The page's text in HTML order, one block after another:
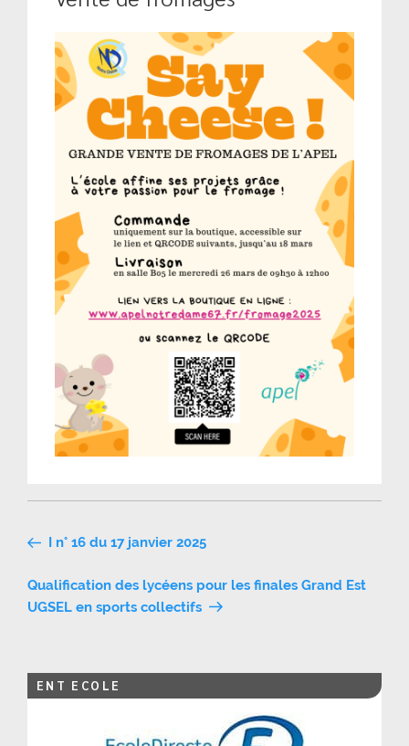
Navigation
de
l’article
I n° 16 du 17 janvier 2025
Qualification des lycéens pour les finales Grand Est
UGSEL en sports collectifs
ENT ECOLE